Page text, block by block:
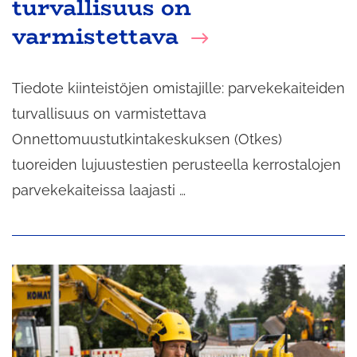
varmistettava
Tiedote kiinteistöjen omistajille: parvekekaiteiden
turvallisuus on varmistettava
Onnettomuustutkintakeskuksen (Otkes)
tuoreiden lujuustestien perusteella kerrostalojen
parvekekaiteissa laajasti …